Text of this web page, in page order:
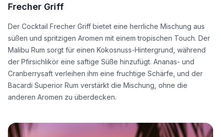
Frecher Griff
Der Cocktail Frecher Griff bietet eine herrliche Mischung aus
süßen und spritzigen Aromen mit einem tropischen Touch. Der
Malibu Rum sorgt für einen Kokosnuss-Hintergrund, während
der Pfirsichlikör eine saftige Süße hinzufügt. Ananas- und
Cranberrysaft verleihen ihm eine fruchtige Schärfe, und der
Bacardi Superior Rum verstärkt die Mischung, ohne die
anderen Aromen zu überdecken.